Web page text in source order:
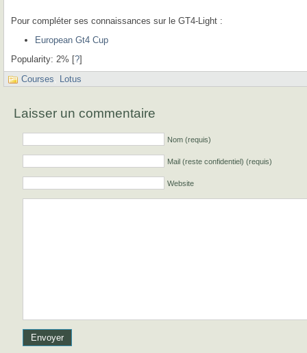
Pour compléter ses connaissances sur le GT4-Light :
European Gt4 Cup
Popularity: 2% [?]
Courses
Lotus
Laisser un commentaire
Nom (requis)
Mail (reste confidentiel) (requis)
Website